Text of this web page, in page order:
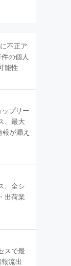
不正ア
の個人
能性
ップサー
、最大
が漏え
、全シ
出荷業
スで最
報流出